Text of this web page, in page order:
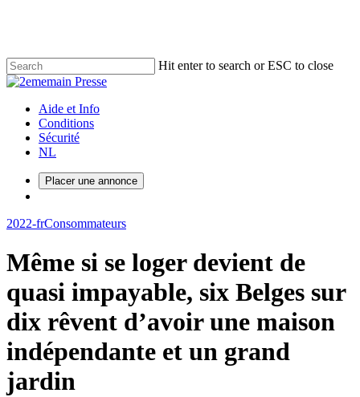
content
Hit enter to search or ESC to close
Close
Menu
Aide et Info
Conditions
Sécurité
NL
Placer une annonce
2022-frConsommateurs
Même si se loger devient de
quasi impayable, six Belges sur
dix rêvent d’avoir une maison
indépendante et un grand
jardin